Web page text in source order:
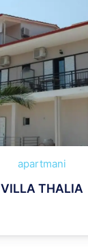
apartmani
VILLA THALIA